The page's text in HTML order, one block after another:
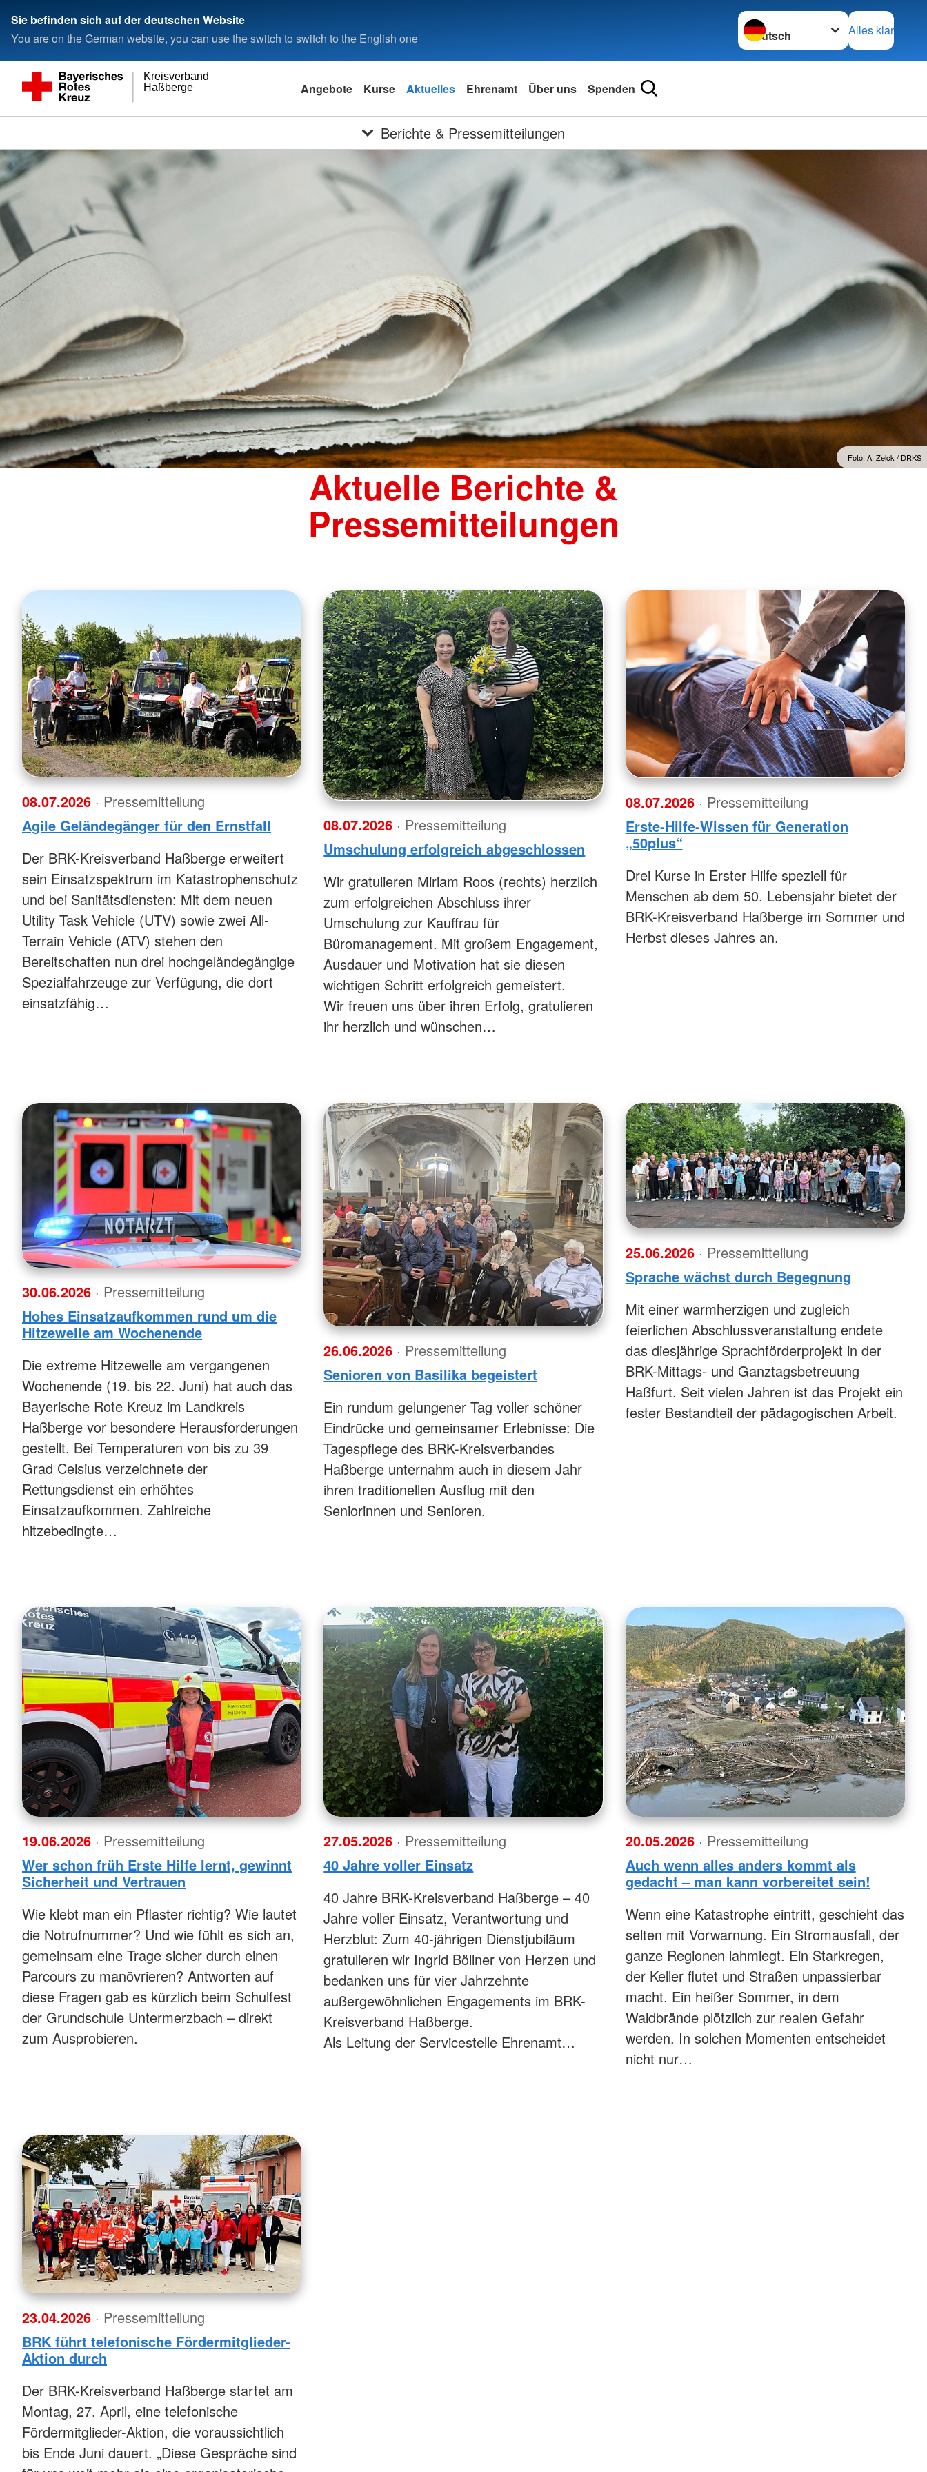
Sie befinden sich auf der deutschen Website
You are on the German website, you can use the switch to switch to the English one
Sprache wechseln zu
Alles klar
Haßberge
Kreisverband
Angebote Kurse Aktuelles Ehrenamt Über uns Spenden
Berichte & Pressemitteilungen
Foto: A. Zelck / DRKS
Aktuelle Berichte &
Pressemitteilungen
08.07.2026 · Pressemitteilung
Agile Geländegänger für den Ernstfall
Der BRK-Kreisverband Haßberge erweitert
sein Einsatzspektrum im Katastrophenschutz
und bei Sanitätsdiensten: Mit dem neuen
Utility Task Vehicle (UTV) sowie zwei All-
Terrain Vehicle (ATV) stehen den
Bereitschaften nun drei hochgeländegängige
Spezialfahrzeuge zur Verfügung, die dort
einsatzfähig…
08.07.2026 · Pressemitteilung
Umschulung erfolgreich abgeschlossen
Wir gratulieren Miriam Roos (rechts) herzlich
zum erfolgreichen Abschluss ihrer
Umschulung zur Kauffrau für
Büromanagement. Mit großem Engagement,
Ausdauer und Motivation hat sie diesen
wichtigen Schritt erfolgreich gemeistert.
Wir freuen uns über ihren Erfolg, gratulieren
ihr herzlich und wünschen…
08.07.2026 · Pressemitteilung
Erste-Hilfe-Wissen für Generation
„50plus“
Drei Kurse in Erster Hilfe speziell für
Menschen ab dem 50. Lebensjahr bietet der
BRK-Kreisverband Haßberge im Sommer und
Herbst dieses Jahres an.
30.06.2026 · Pressemitteilung
Hohes Einsatzaufkommen rund um die
Hitzewelle am Wochenende
Die extreme Hitzewelle am vergangenen
Wochenende (19. bis 22. Juni) hat auch das
Bayerische Rote Kreuz im Landkreis
Haßberge vor besondere Herausforderungen
gestellt. Bei Temperaturen von bis zu 39
Grad Celsius verzeichnete der
Rettungsdienst ein erhöhtes
Einsatzaufkommen. Zahlreiche
hitzebedingte…
26.06.2026 · Pressemitteilung
Senioren von Basilika begeistert
Ein rundum gelungener Tag voller schöner
Eindrücke und gemeinsamer Erlebnisse: Die
Tagespflege des BRK-Kreisverbandes
Haßberge unternahm auch in diesem Jahr
ihren traditionellen Ausflug mit den
Seniorinnen und Senioren.
25.06.2026 · Pressemitteilung
Sprache wächst durch Begegnung
Mit einer warmherzigen und zugleich
feierlichen Abschlussveranstaltung endete
das diesjährige Sprachförderprojekt in der
BRK-Mittags- und Ganztagsbetreuung
Haßfurt. Seit vielen Jahren ist das Projekt ein
fester Bestandteil der pädagogischen Arbeit.
19.06.2026 · Pressemitteilung
Wer schon früh Erste Hilfe lernt, gewinnt
Sicherheit und Vertrauen
Wie klebt man ein Pflaster richtig? Wie lautet
die Notrufnummer? Und wie fühlt es sich an,
gemeinsam eine Trage sicher durch einen
Parcours zu manövrieren? Antworten auf
diese Fragen gab es kürzlich beim Schulfest
der Grundschule Untermerzbach – direkt
zum Ausprobieren.
27.05.2026 · Pressemitteilung
40 Jahre voller Einsatz
40 Jahre BRK-Kreisverband Haßberge – 40
Jahre voller Einsatz, Verantwortung und
Herzblut: Zum 40-jährigen Dienstjubiläum
gratulieren wir Ingrid Böllner von Herzen und
bedanken uns für vier Jahrzehnte
außergewöhnlichen Engagements im BRK-
Kreisverband Haßberge.
Als Leitung der Servicestelle Ehrenamt…
20.05.2026 · Pressemitteilung
Auch wenn alles anders kommt als
gedacht – man kann vorbereitet sein!
Wenn eine Katastrophe eintritt, geschieht das
selten mit Vorwarnung. Ein Stromausfall, der
ganze Regionen lahmlegt. Ein Starkregen,
der Keller flutet und Straßen unpassierbar
macht. Ein heißer Sommer, in dem
Waldbrände plötzlich zur realen Gefahr
werden. In solchen Momenten entscheidet
nicht nur…
23.04.2026 · Pressemitteilung
BRK führt telefonische Fördermitglieder-
Aktion durch
Der BRK-Kreisverband Haßberge startet am
Montag, 27. April, eine telefonische
Fördermitglieder-Aktion, die voraussichtlich
bis Ende Juni dauert. „Diese Gespräche sind